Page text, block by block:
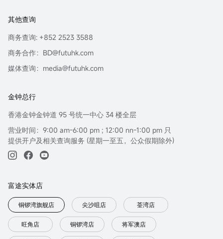
其他查询
商务查询: +852 2523 3588
商务合作：BD@futuhk.com
媒体查询：media@futuhk.com
金钟总行
香港金钟金钟道 95 号统一中心 34 楼全层
营业时间：9:00 am-6:00 pm ; 12:00 nn-1:00 pm 只
提供开户及相关查询服务 (星期一至五，公众假期除外)
富途实体店
铜锣湾旗舰店 尖沙咀店 荃湾店
旺角店 铜锣湾店 将军澳店